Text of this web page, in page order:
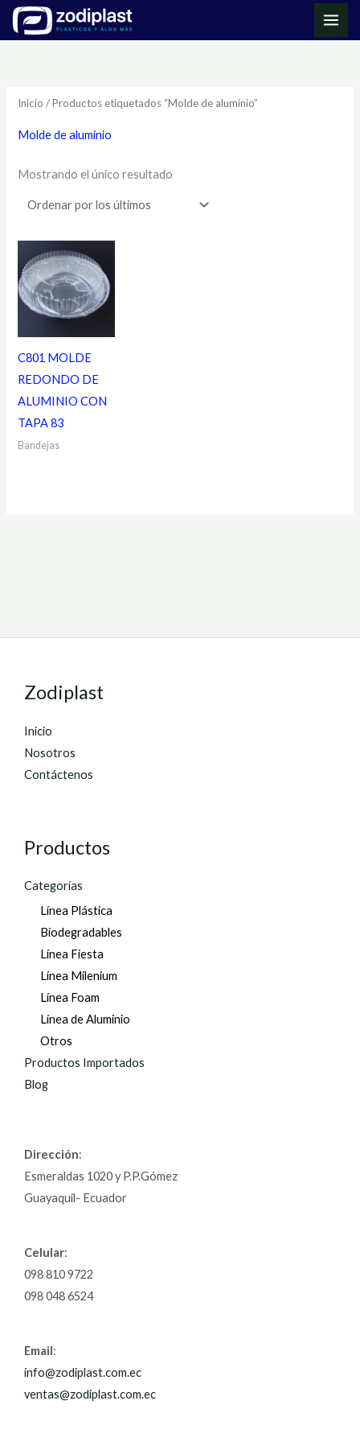
Inicio / Productos etiquetados “Molde de aluminio”
Molde de aluminio
Mostrando el único resultado
C801 MOLDE
REDONDO DE
ALUMINIO CON
TAPA 83
Bandejas
Zodiplast
Inicio
Nosotros
Contáctenos
Productos
Categorías
Línea Plástica
Biodegradables
Línea Fiesta
Línea Milenium
Línea Foam
Línea de Aluminio
Otros
Productos Importados
Blog
Dirección:
Esmeraldas 1020 y P.P.Gómez
Guayaquil- Ecuador
Celular:
098 810 9722
098 048 6524
Email:
info@zodiplast.com.ec
ventas@zodiplast.com.ec